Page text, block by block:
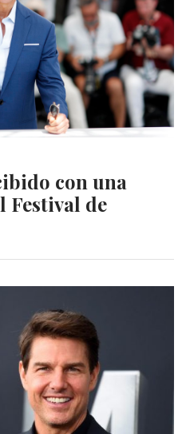
con una
Festival de